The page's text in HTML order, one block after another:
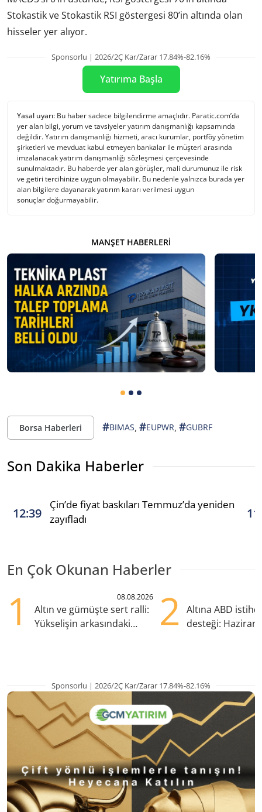
Stokastik ve Stokastik RSI göstergesi 80’in altında olan
hisseler yer alıyor.
Sponsorlu | 2026/2Ç Kar/Zarar 17.84%-82.16%
Yatırıma Başla
Yasal uyarı: Bu haber sadece bilgilendirme amaçlıdır. Paratic.com’da
yer alan bilgi, yorum ve tavsiyeler yatırım danışmanlığı kapsamında
değildir. Yatırım danışmanlığı hizmeti, aracı kurumlar, portföy yönetim
şirketleri ve mevduat kabul etmeyen bankalar ile müşteri arasında
imzalanacak yatırım danışmanlığı sözleşmesi çerçevesinde
sunulmaktadır. Bu haberde yer alan görüşler, mali durumunuz ile risk
ve getiri tercihinize uygun olmayabilir. Bu nedenle yalnızca burada yer
alan bilgilere dayanarak yatırım kararı verilmesi uygun
sonuçlar doğurmayabilir.
MANŞET HABERLERI
Borsa Haberleri #BIMAS, #EUPWR, #GUBRF
Son Dakika Haberler
12:39
Çin’de fiyat baskıları Temmuz’da yeniden
zayıfladı
En Çok Okunan Haberler
1 08.08.2026
Altın ve gümüşte sert ralli:
Yükselişin arkasındaki
2
Altına ABD
desteği:
Sponsorlu | 2026/2Ç Kar/Zarar 17.84%-82.16%